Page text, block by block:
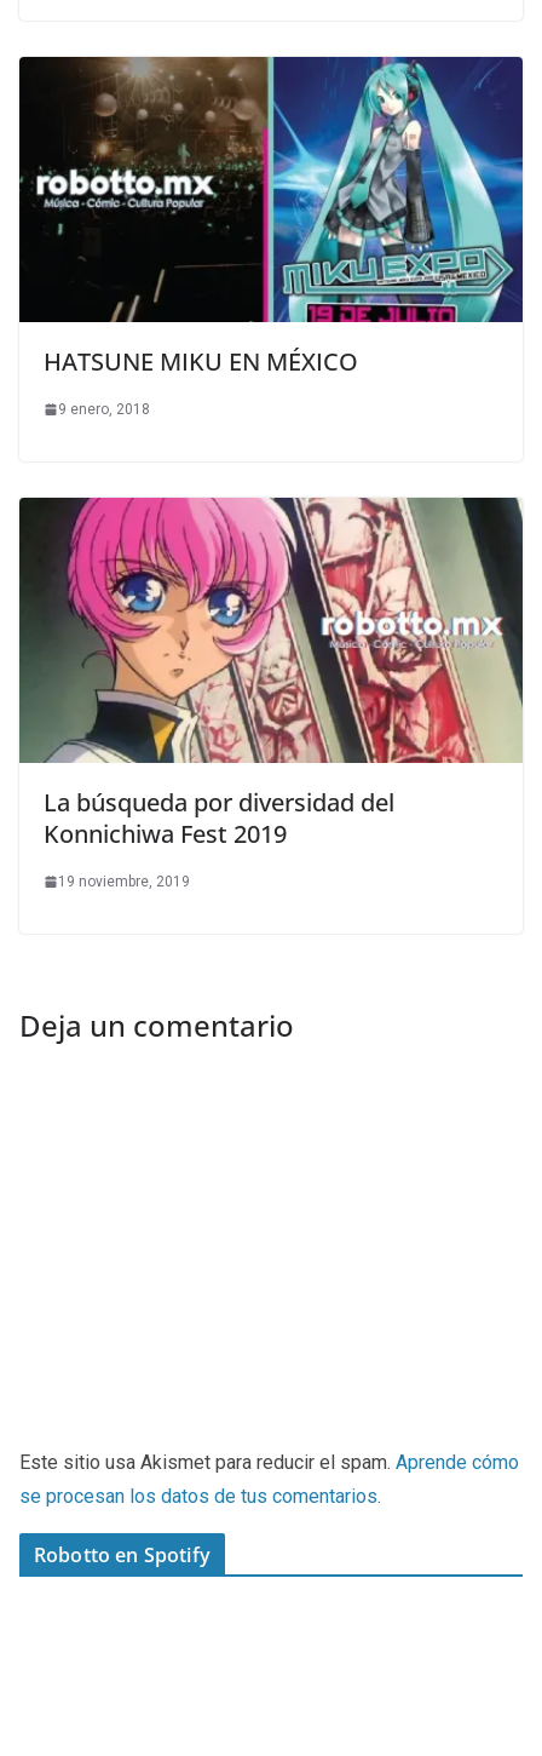
HATSUNE MIKU EN MÉXICO
9 enero, 2018
La búsqueda por diversidad del
Konnichiwa Fest 2019
19 noviembre, 2019
Deja un comentario
Este sitio usa Akismet para reducir el spam. Aprende cómo
se procesan los datos de tus comentarios.
Robotto en Spotify